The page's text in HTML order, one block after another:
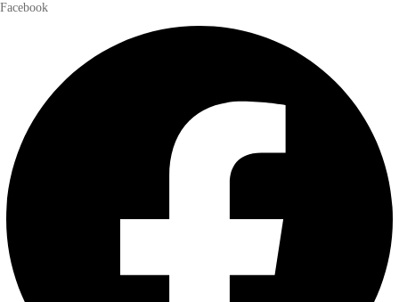
Facebook